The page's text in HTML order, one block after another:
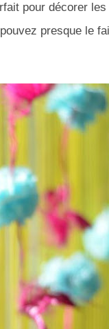
pour décorer
presque le